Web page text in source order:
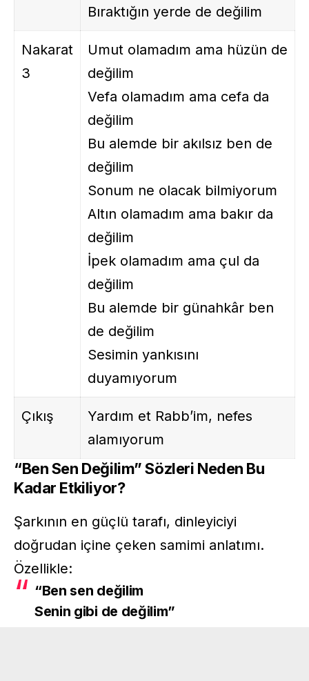
Bıraktığın yerde de değilim
Nakarat
3
Umut olamadım ama hüzün de
değilim
Vefa olamadım ama cefa da
değilim
Bu alemde bir akılsız ben de
değilim
Sonum ne olacak bilmiyorum
Altın olamadım ama bakır da
değilim
İpek olamadım ama çul da
değilim
Bu alemde bir günahkâr ben
de değilim
Sesimin yankısını
duyamıyorum
Çıkış
Yardım et Rabb’im, nefes
alamıyorum
“Ben Sen Değilim” Sözleri Neden Bu
Kadar Etkiliyor?
Şarkının en güçlü tarafı, dinleyiciyi
doğrudan içine çeken samimi anlatımı.
Özellikle:
“Ben sen değilim
Senin gibi de değilim”